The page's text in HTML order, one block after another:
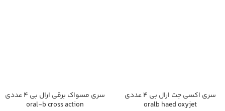
سری اکسی جت ارال بی 4 عددی
oralb haed oxyjet
سری مسواک برقی ارال بی 4 عددی
oral-b cross action